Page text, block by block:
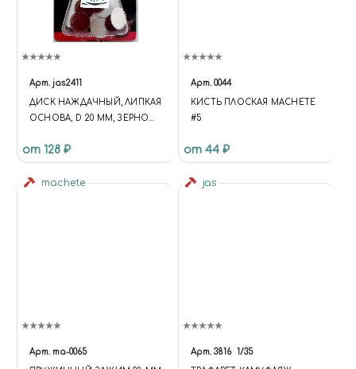
Арт. jas2411
ДИСК НАЖДАЧНЫЙ, ЛИПКАЯ
ОСНОВА, D 20 ММ, ЗЕРНО
от 128 ₽
Арт. 0044
КИСТЬ ПЛОСКАЯ MACHETE
#5
от 44 ₽
machete
Арт. ma-0065
jas
Арт. 3816 1/35